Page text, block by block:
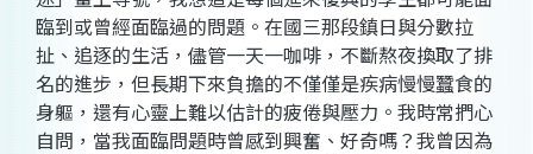
臨到或曾經面臨過的問題。在國三那段鎮日與分數拉
扯、追逐的生活，儘管一天一咖啡，不斷熬夜換取了排
名的進步，但長期下來負擔的不僅僅是疾病慢慢蠶食的
身軀，還有心靈上難以估計的疲倦與壓力。我時常捫心
自問，當我面臨問題時曾感到興奮、好奇嗎？我曾因為